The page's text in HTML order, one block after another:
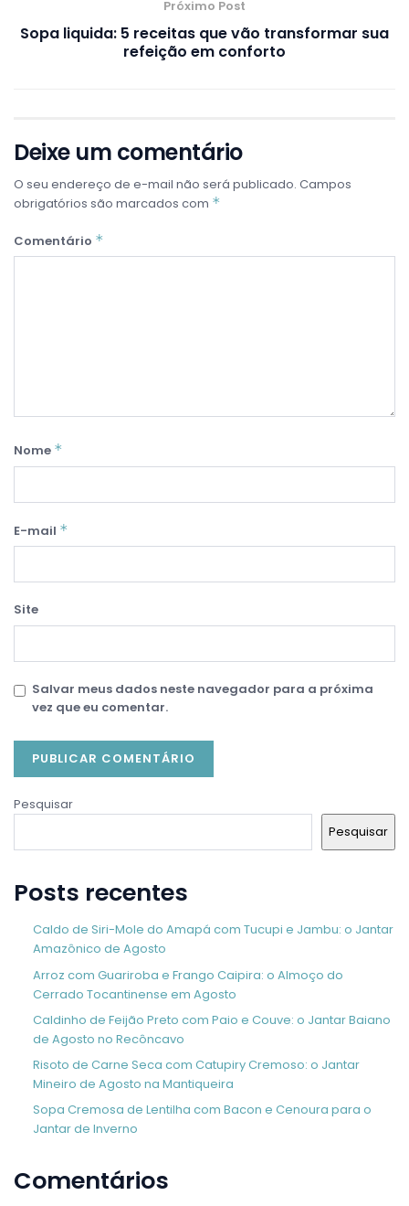
Próximo Post
Sopa liquida: 5 receitas que vão transformar sua
refeição em conforto
Deixe um comentário
O seu endereço de e-mail não será publicado. Campos
obrigatórios são marcados com *
Comentário *
Nome *
E-mail *
Site
Salvar meus dados neste navegador para a próxima
vez que eu comentar.
Pesquisar
Pesquisar
Posts recentes
Caldo de Siri-Mole do Amapá com Tucupi e Jambu: o Jantar
Amazônico de Agosto
Arroz com Guariroba e Frango Caipira: o Almoço do
Cerrado Tocantinense em Agosto
Caldinho de Feijão Preto com Paio e Couve: o Jantar Baiano
de Agosto no Recôncavo
Risoto de Carne Seca com Catupiry Cremoso: o Jantar
Mineiro de Agosto na Mantiqueira
Sopa Cremosa de Lentilha com Bacon e Cenoura para o
Jantar de Inverno
Comentários